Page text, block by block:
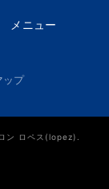
メニュー
ップ
ン ロペス(lopez).